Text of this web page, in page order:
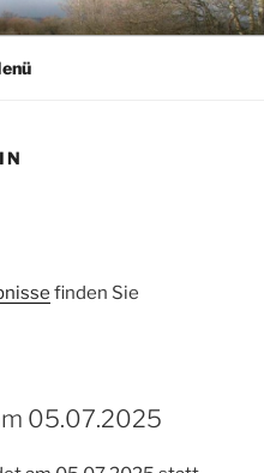
finden Sie
05.07.2025